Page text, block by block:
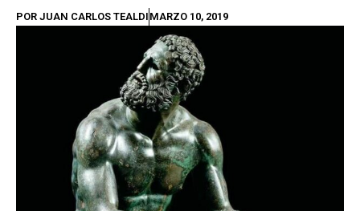
POR JUAN CARLOS TEALDI MARZO 10, 2019